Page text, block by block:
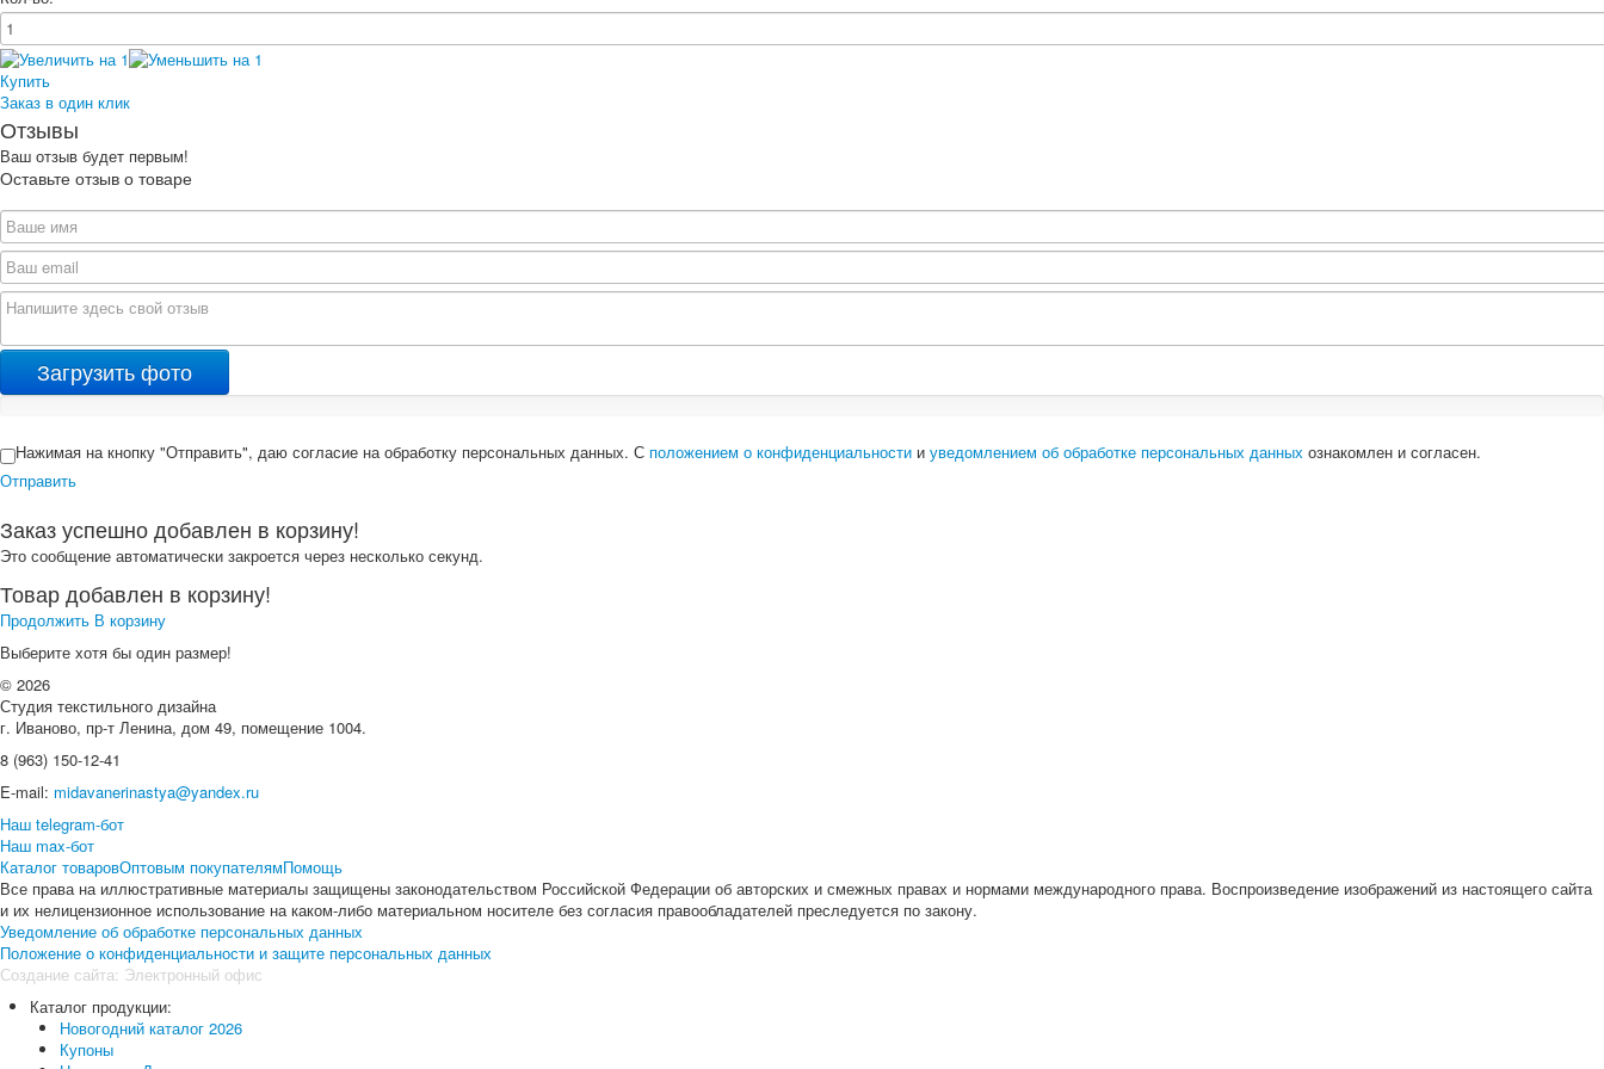
Купить
Заказ в один клик
Отзывы
Ваш отзыв будет первым!
Оставьте отзыв о товаре
Загрузить фото
Нажимая на кнопку "Отправить", даю согласие на обработку персональных данных. С положением о конфиденциальности и уведомлением об обработке персональных данных ознакомлен и согласен.
Отправить
Заказ успешно добавлен в корзину!
Это сообщение автоматически закроется через несколько секунд.
Товар добавлен в корзину!
Продолжить В корзину
Выберите хотя бы один размер!
© 2026
Студия текстильного дизайна
г. Иваново, пр-т Ленина, дом 49, помещение 1004.
8 (963) 150-12-41
E-mail: midavanerinastya@yandex.ru
Наш telegram-бот
Наш max-бот
Каталог товаровОптовым покупателямПомощь
Все права на иллюстративные материалы защищены законодательством Российской Федерации об авторских и смежных правах и нормами международного права. Воспроизведение изображений из настоящего сайта
и их нелицензионное использование на каком-либо материальном носителе без согласия правообладателей преследуется по закону.
Уведомление об обработке персональных данных
Положение о конфиденциальности и защите персональных данных
Создание сайта: Электронный офис
Каталог продукции:
Новогодний каталог 2026
Купоны